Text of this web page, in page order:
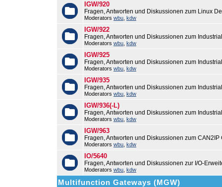
IGW/920
Fragen, Antworten und Diskussionen zum Linux
Moderators wbu kdw
IGW/922
Fragen, Antworten und Diskussionen zum
Moderators wbu kdw
IGW/925
Fragen, Antworten und Diskussionen zum
Moderators wbu kdw
IGW/935
Fragen, Antworten und Diskussionen zum
Moderators wbu kdw
IGW/936(-L)
Fragen, Antworten und Diskussionen zum
Moderators wbu kdw
IGW/963
Fragen, Antworten und Diskussionen zum CAN2IP
Moderators wbu kdw
IO/5640
Fragen, Antworten und Diskussionen zur I/O-
Moderators wbu kdw
Multifunction Gateways (MGW)